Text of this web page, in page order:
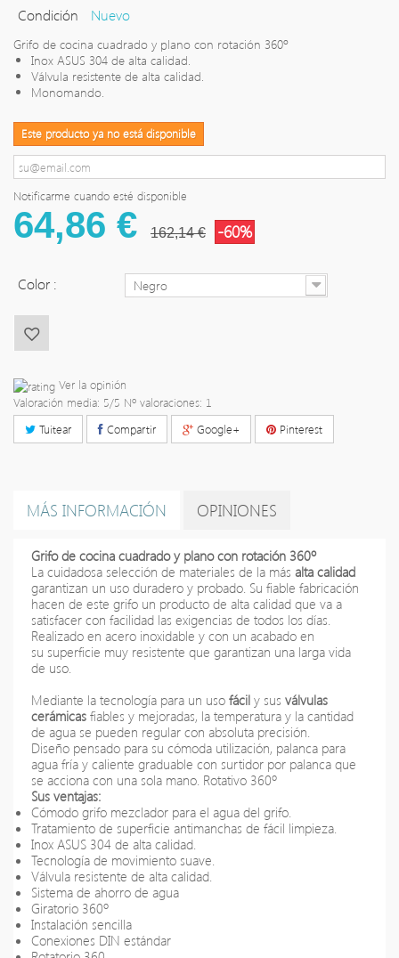
Condición
Nuevo
Grifo de cocina cuadrado y plano con rotación 360º
Inox ASUS 304 de alta calidad.
Válvula resistente de alta calidad.
Monomando.
Este producto ya no está disponible
Notificarme cuando esté disponible
64,86 € 162,14 € -60%
Color : Negro
Ver la opinión
Valoración media: 5/5 Nº valoraciones: 1
Tuitear
Compartir Google+ Pinterest
MÁS INFORMACIÓN OPINIONES
Grifo de cocina cuadrado y plano con rotación 360º
La cuidadosa selección de materiales de la más alta calidad
garantizan un uso duradero y probado. Su fiable fabricación
hacen de este grifo un producto de alta calidad que va a
satisfacer con facilidad las exigencias de todos los días.
Realizado en acero inoxidable y con un acabado en
su superficie muy resistente que garantizan una larga vida
de uso.
Mediante la tecnología para un uso fácil y sus válvulas
cerámicas fiables y mejoradas, la temperatura y la cantidad
de agua se pueden regular con absoluta precisión.
Diseño pensado para su cómoda utilización, palanca para
agua fría y caliente graduable con surtidor por palanca que
se acciona con una sola mano. Rotativo 360º
Sus ventajas:
Cómodo grifo mezclador para el agua del grifo.
Tratamiento de superficie antimanchas de fácil limpieza.
Inox ASUS 304 de alta calidad.
Tecnología de movimiento suave.
Válvula resistente de alta calidad.
Sistema de ahorro de agua
Giratorio 360º
Instalación sencilla
Conexiones DIN estándar